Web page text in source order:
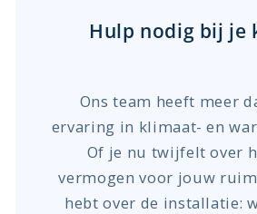
Hulp nodig bij je
Ons team heeft meer
ervaring in klimaat- en
Of je nu twijfelt over
vermogen voor jouw
hebt over de installatie: